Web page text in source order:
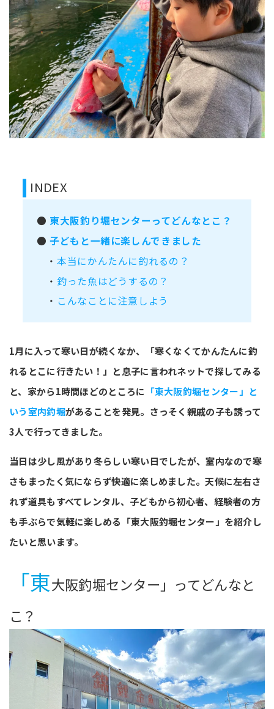
INDEX
● 東大阪釣り堀センターってどんなとこ？
●子どもと一緒に楽しんできました
・本当にかんたんに釣れるの？
・ 釣った魚はどうするの？
・ こんなことに注意しよう
1月に入って寒い日が続くなか、「寒くなくてかんたんに釣
れるとこに行きたい！」と息子に言われネットで探してみる
と、家から1時間ほどのところに 「東大阪釣堀センター」と
いう室内釣堀があることを発見。さっそく親戚の子も誘って
3人で行ってきました。
当日は少し風があり冬らしい寒い日でしたが、室内なので寒
さもまったく気にならず快適に楽しめました。天候に左右さ
れず道具もすべてレンタル、子どもから初心者、経験者の方
も手ぶらで気軽に楽しめる「東大阪釣堀センター」を紹介し
たいと思います。
「東大阪釣堀センター」ってどんなと
こ？